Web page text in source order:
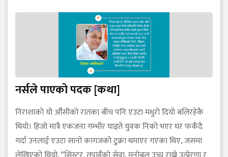
नर्सले पाएको पदक [कथा]
निराशाको यो औँसीको रातका बीच पनि एउटा मधुरो दियो बलिरहेकै
थियो। हिजो मात्रै एकजना गम्भीर घाइते युवक निको भएर घर फर्कँदै
गर्दा उनलाई एउटा सानो कागजको टुक्रा थमाएर गएका थिए, जसमा